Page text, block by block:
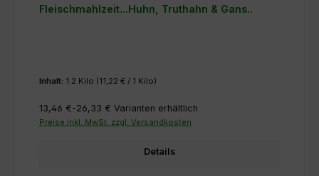
Fleischmahlzeit...Huhn, Truthahn & Gans..
Inhalt: 1.2 Kilo (11,22 € / 1 Kilo)
13,46 €-26,33 € Varianten erhältlich
Preise inkl. MwSt. zzgl. Versandkosten
Details